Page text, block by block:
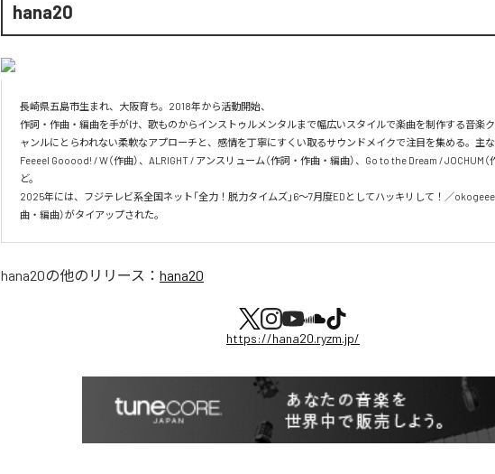
hana20
長崎県五島市生まれ、大阪育ち。2018年から活動開始、
作詞・作曲・編曲を手がけ、歌ものからインストゥルメンタルまで幅広いスタイルで楽曲を制作する音楽
ャンルにとらわれない柔軟なアプローチと、感情を丁寧にすくい取るサウンドメイクで注目を集める。主
Feeeel Gooood! / W（作曲）、ALRIGHT / アンスリューム（作詞・作曲・編曲）、Go to the Dream / JOCHUM（
ど。
2025年には、フジテレビ系全国ネット「全力！脱力タイムズ」6〜7月度EDとしてハッキリして！／
曲・編曲）がタイアップされた。
hana20の他のリリース： hana20
https://hana20.ryzm.jp/